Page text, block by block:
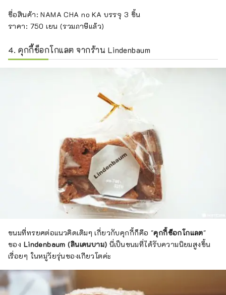
ชื่อสินค้า: NAMA CHA no KA บรรจุ 3 ชิ้น
ราคา: 750 เยน (รวมภาษีแล้ว)
4. คุกกี้ช็อกโกแลต จากร้าน Lindenbaum
ขนมที่ทรยศต่อแนวคิดเดิมๆ เกี่ยวกับคุกกี้ก็คือ "คุกกี้ช็อกโกแลต"
ของ Lindenbaum (ลินเดนบาม) นี่เป็นขนมที่ได้รับความนิยมสูงขึ้น
เรื่อยๆ ในหมู่วัยรุ่นของเกียวโตค่ะ